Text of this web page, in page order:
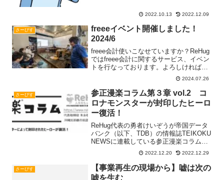
よって意味や定義が異なっているように
ReHugで推奨しRead more...
2022.10.13 2022.12.09
さーびす
freeeイベント開催しました！
2024/6
freee会計使いこなせていますか？ReHug
ではfreee会計に関するサービス、イベン
トを行なっております。よろしければ一
2024.07.26
さーびす
参正漫楽コラム第３章 vol.2 コ
ロナモンスターが封印したヒーロ
ー復活！
ReHug代表の勇者けいぞうが帝国データ
バンク（以下、TDB）の情報誌TEIKOKU
NEWSに連載している参正漫楽コラムの
ご紹介です！（転載の許可はTDB沖縄支
店様からいただいております）こちらの
冒険の書を読み終わって「顧問会計事務
所からRead more...
2022.12.20 2022.12.29
さーびす
【事業再生の現場から】嘘は次の
嘘を生む